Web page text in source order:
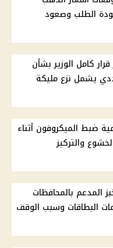
الطلب وصعود
كامل الوزير بشأن
يشمل نزع مليكة
ضبط الميكروفون أثناء
والتركيز
المدعم بالمحافظات
البطاقات وسبب الوقف